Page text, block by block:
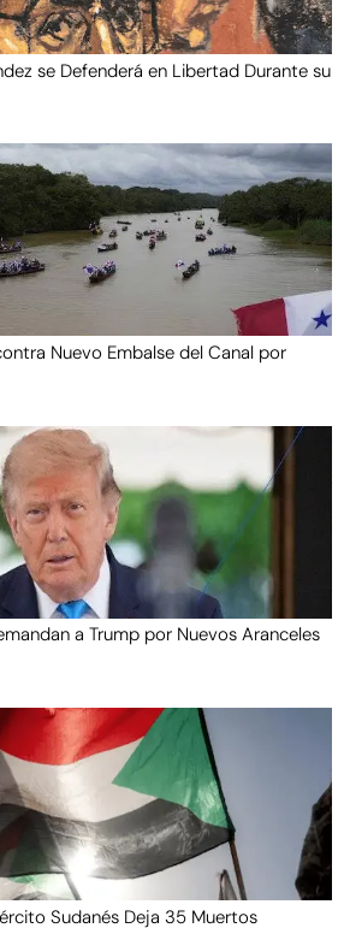
se Defenderá en Libertad Durante su
Nuevo Embalse del Canal por
a Trump por Nuevos Aranceles
Sudanés Deja 35 Muertos